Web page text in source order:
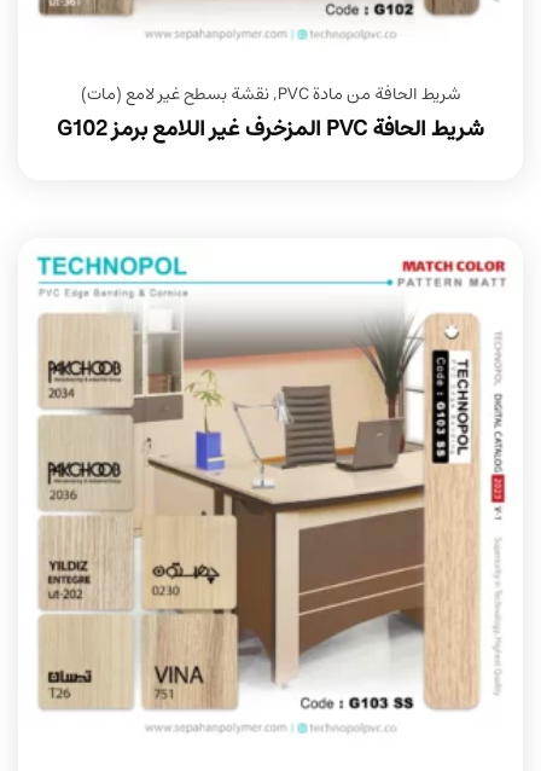
شريط الحافة من مادة PVC ,نقشة بسطح غير لامع (مات)
شريط الحافة PVC المزخرف غير اللامع برمز G102